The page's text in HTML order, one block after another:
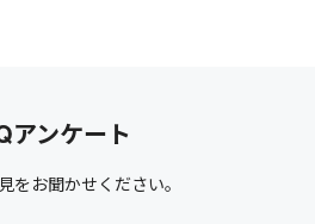
アンケート
をお聞かせください。